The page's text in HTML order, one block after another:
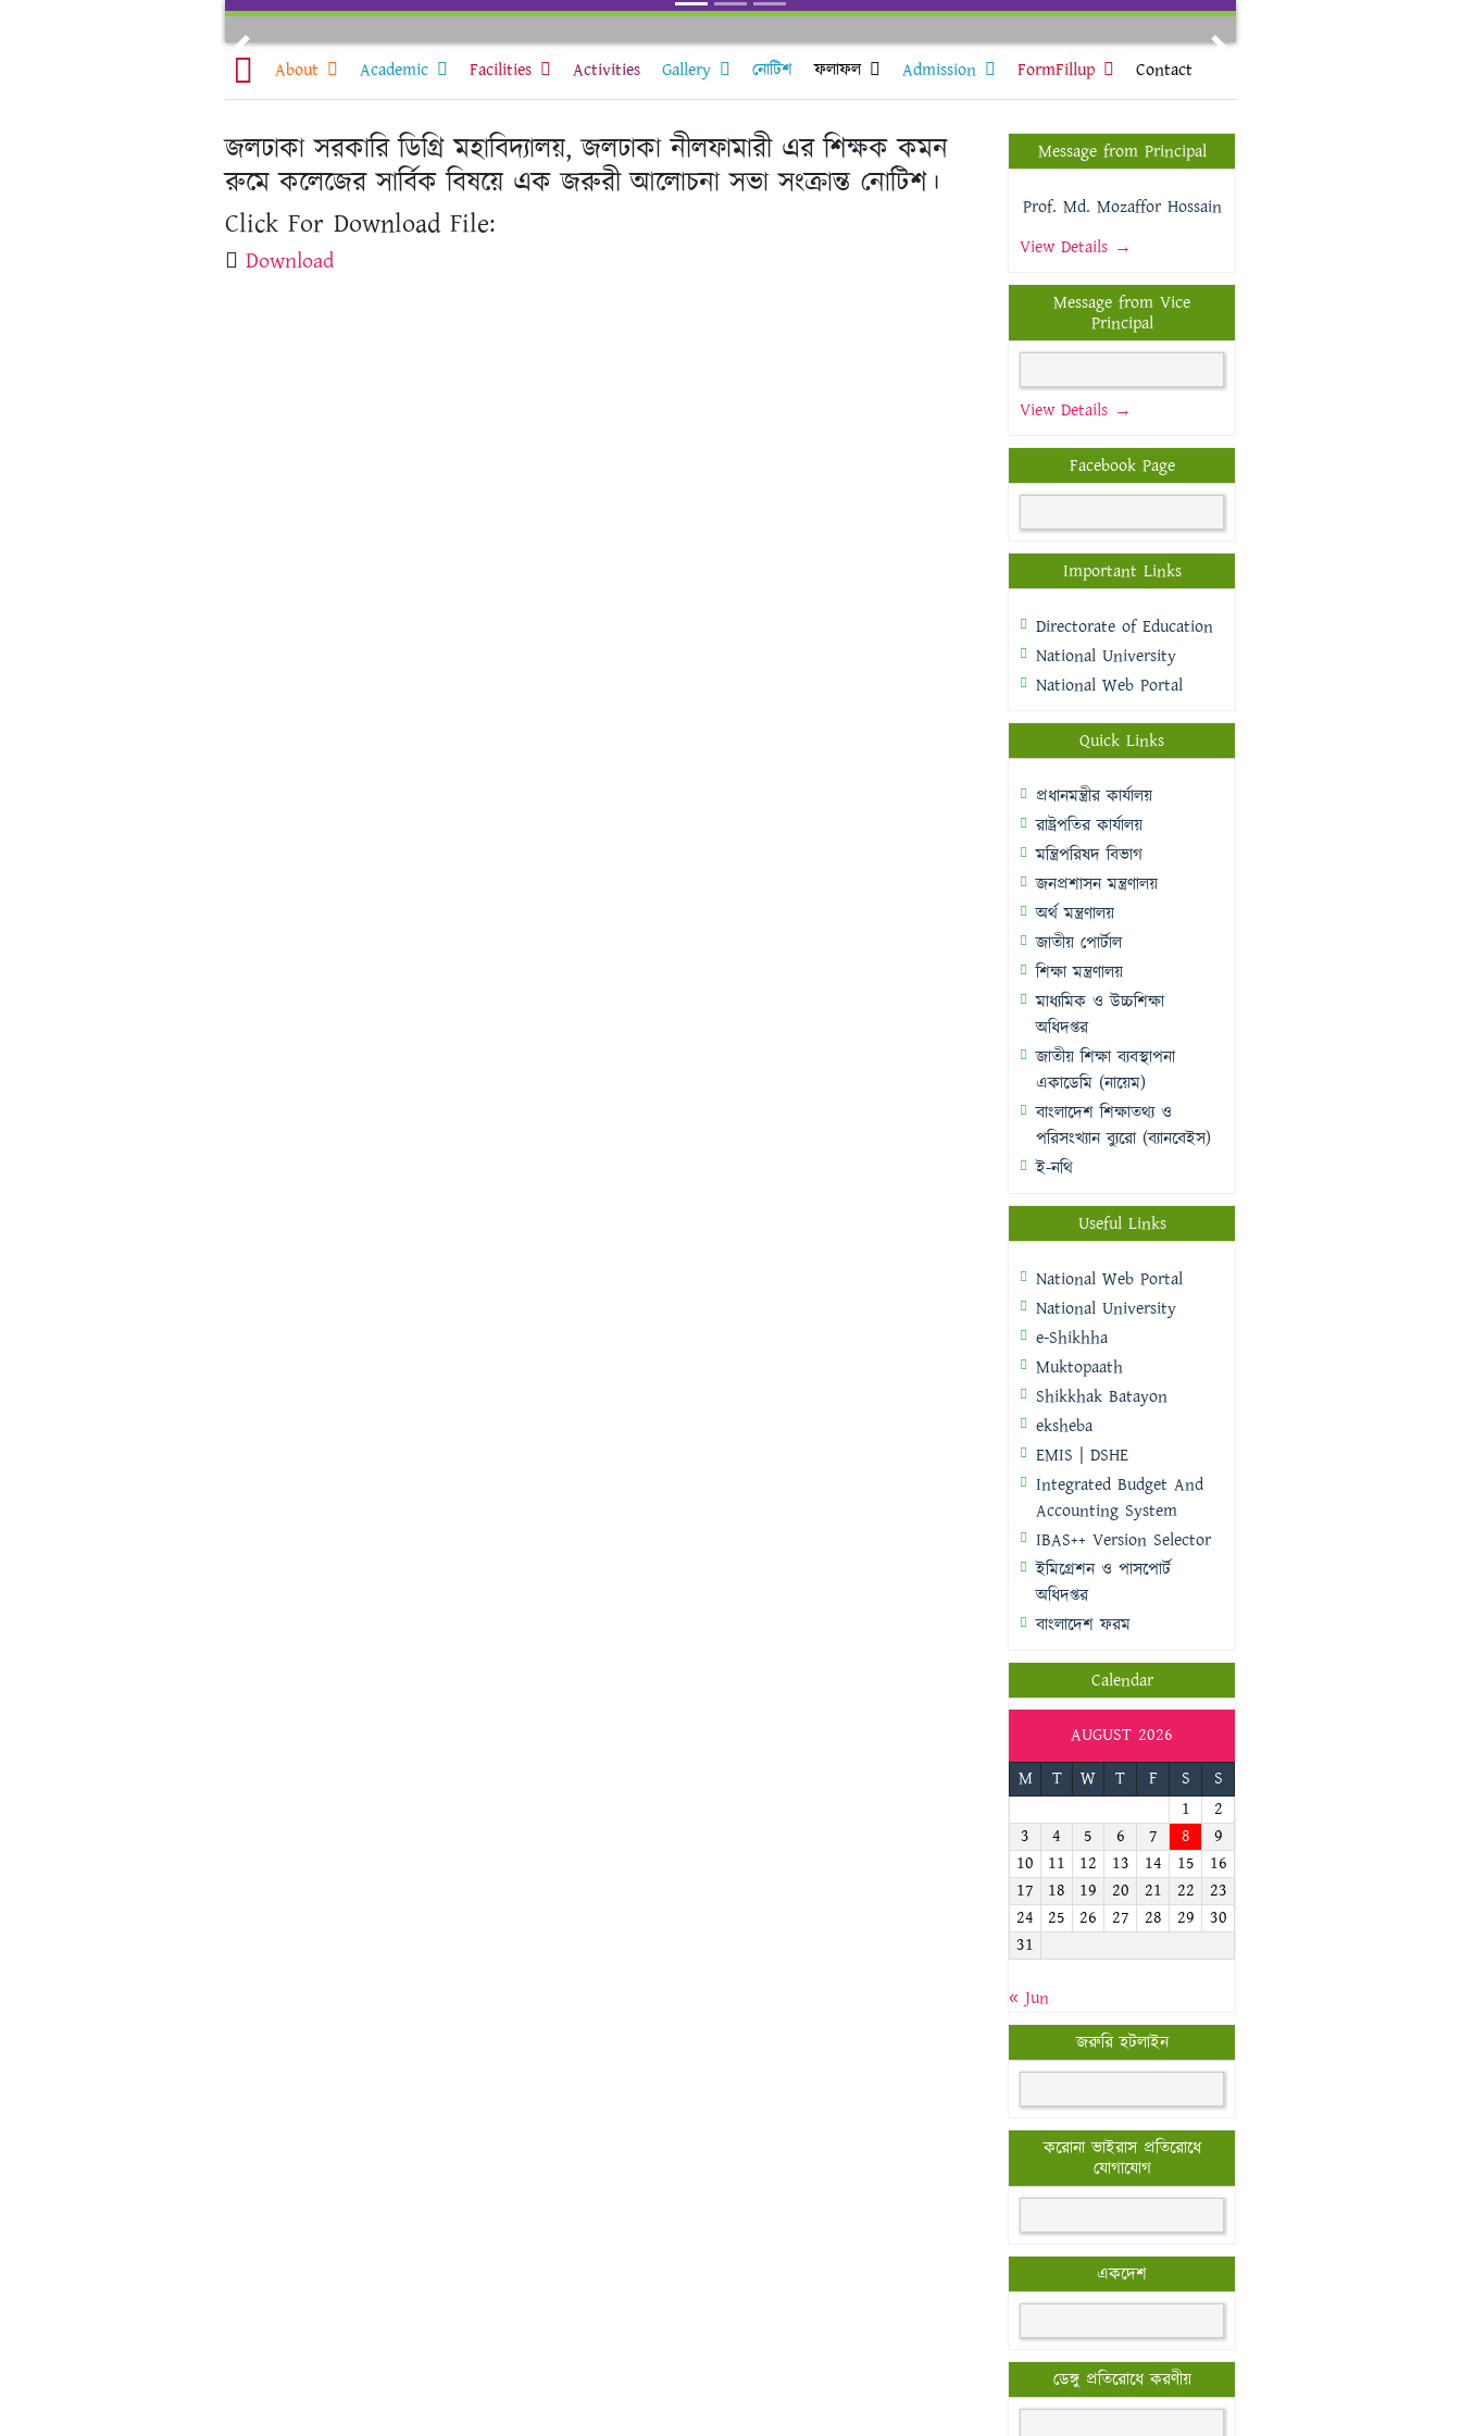
Previous
About Academic Facilities Activities Gallery নোটিশ ফলাফল Admission FormFillup Contact
জলঢাকা সরকারি ডিগ্রি মহাবিদ্যালয়, জলঢাকা নীলফামারী এর শিক্ষক কমন
রুমে কলেজের সার্বিক বিষয়ে এক জরুরী আলোচনা সভা সংক্রান্ত নোটিশ।
Click For Download File:
Download
Message from Principal
Prof. Md. Mozaffor Hossain
View Details →
Message from Vice
Principal
View Details →
Facebook Page
Important Links
Directorate of Education
National University
National Web Portal
Quick Links
প্রধানমন্ত্রীর কার্যালয়
রাষ্ট্রপতির কার্যালয়
মন্ত্রিপরিষদ বিভাগ
জনপ্রশাসন মন্ত্রণালয়
অর্থ মন্ত্রণালয়
জাতীয় পোর্টাল
শিক্ষা মন্ত্রণালয়
মাধ্যমিক ও উচ্চশিক্ষা
অধিদপ্তর
জাতীয় শিক্ষা ব্যবস্থাপনা
একাডেমি (নায়েম)
বাংলাদেশ শিক্ষাতথ্য ও
পরিসংখ্যান ব্যুরো (ব্যানবেইস)
ই-নথি
Useful Links
National Web Portal
National University
e-Shikhha
Muktopaath
Shikkhak Batayon
eksheba
EMIS | DSHE
Integrated Budget And
Accounting System
IBAS++ Version Selector
ইমিগ্রেশন ও পাসপোর্ট
অধিদপ্তর
বাংলাদেশ ফরম
Calendar
AUGUST 2026
M
T W T F S
S
1
2
3
4 5 6 7 8
9
10
11 12 13 14 15
16
17
18 19 20 21 22
23
24
25 26 27 28 29
30
31
« Jun
জরুরি হটলাইন
করোনা ভাইরাস প্রতিরোধে
যোগাযোগ
একদেশ
ডেঙ্গু প্রতিরোধে করণীয়